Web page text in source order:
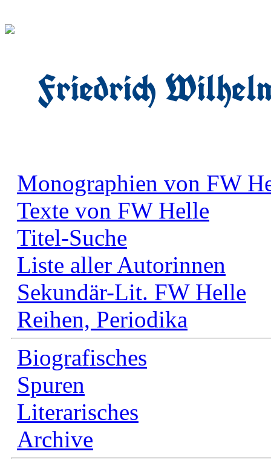
Friedrich
Monographien von FW
Texte von FW Helle
Titel-Suche
Liste aller Autorinnen
Sekundär-Lit. FW Helle
Reihen, Periodika
Biografisches
Spuren
Literarisches
Archive